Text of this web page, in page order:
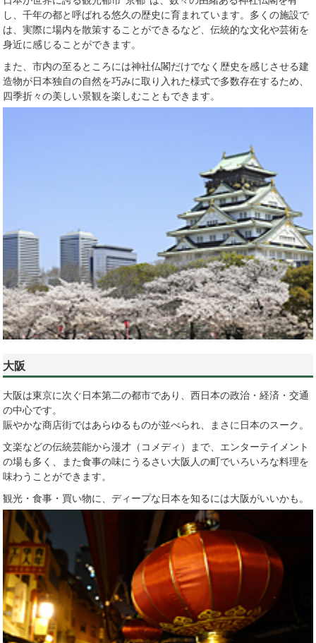
し、千年の都と呼ばれる悠久の歴史に育まれています。多くの施設で
は、実際に場内を散策することができるなど、伝統的な文化や芸術を
身近に感じることができます。
また、市内の至るところには神社仏閣だけでなく歴史を感じさせる建
造物が日本独自の自然を巧みに取り入れた様式で多数存在するため、
四季折々の美しい景観を楽しむこともできます。
大阪
大阪は東京に次ぐ日本第二の都市であり、西日本の政治・経済・交通
の中心です。
賑やかな商店街ではあらゆるものが並べられ、まさに日本のスーク。
文楽などの伝統芸能から漫才（コメディ）まで、エンターテイメント
の場も多く、また食事の味にうるさい大阪人の町でいろいろな料理を
味わうことができます。
観光・食事・買い物に、ディープな日本を知るには大阪がいいかも。